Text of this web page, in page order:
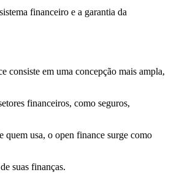
financeiro e a garantia da
consiste em uma concepção mais ampla,
financeiros, como seguros,
quem usa, o open finance surge como
suas finanças.